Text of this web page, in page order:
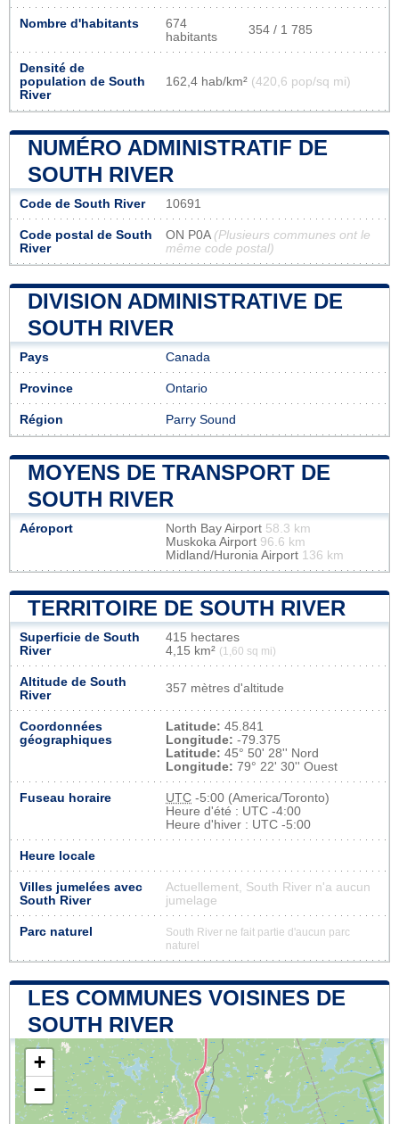
Nombre d'habitants
674
habitants
354 / 1 785
Densité de
population de South
River
162,4 hab/km² (420,6 pop/sq mi)
NUMÉRO ADMINISTRATIF DE
SOUTH RIVER
Code de South River 10691
Code postal de South
River
ON P0A (Plusieurs communes ont le
même code postal)
DIVISION ADMINISTRATIVE DE
SOUTH RIVER
Pays Canada
Province Ontario
Région Parry Sound
MOYENS DE TRANSPORT DE
SOUTH RIVER
Aéroport North Bay Airport 58.3 km
Muskoka Airport 96.6 km
Midland/Huronia Airport 136 km
TERRITOIRE DE SOUTH RIVER
Superficie de South
River
415 hectares
4,15 km² (1,60 sq mi)
Altitude de South
River
357 mètres d'altitude
Coordonnées
géographiques
Latitude: 45.841
Longitude: -79.375
Latitude: 45° 50' 28'' Nord
Longitude: 79° 22' 30'' Ouest
Fuseau horaire UTC -5:00 (America/Toronto)
Heure d'été : UTC -4:00
Heure d'hiver : UTC -5:00
Heure locale
Villes jumelées avec
South River
Actuellement, South River n'a aucun
jumelage
Parc naturel
South River ne fait partie d'aucun parc
naturel
LES COMMUNES VOISINES DE
SOUTH RIVER
+
−